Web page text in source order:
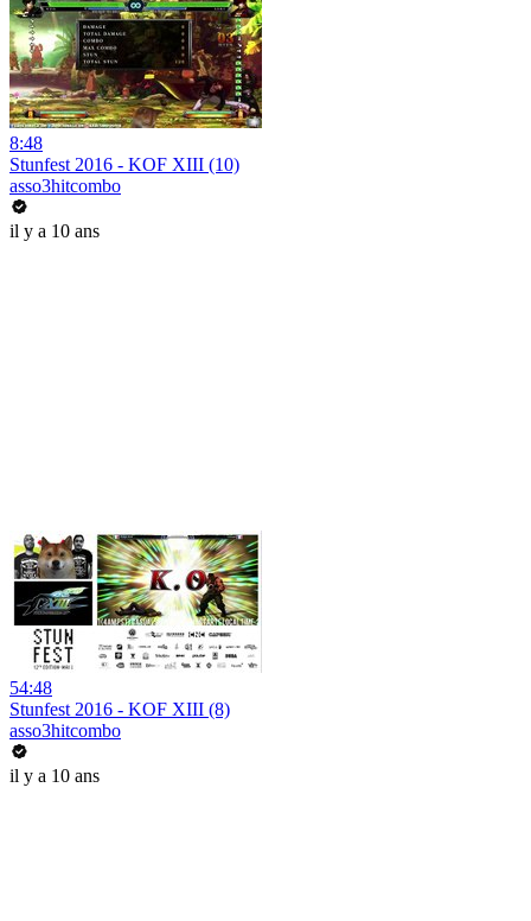
8:48
Stunfest 2016 - KOF XIII (10)
asso3hitcombo
il y a 10 ans
54:48
Stunfest 2016 - KOF XIII (8)
asso3hitcombo
il y a 10 ans